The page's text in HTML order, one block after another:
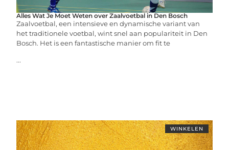
Alles Wat Je Moet Weten over Zaalvoetbal in Den Bosch
Zaalvoetbal, een intensieve en dynamische variant van
het traditionele voetbal, wint snel aan populariteit in Den
Bosch. Het is een fantastische manier om fit te
...
WINKELEN